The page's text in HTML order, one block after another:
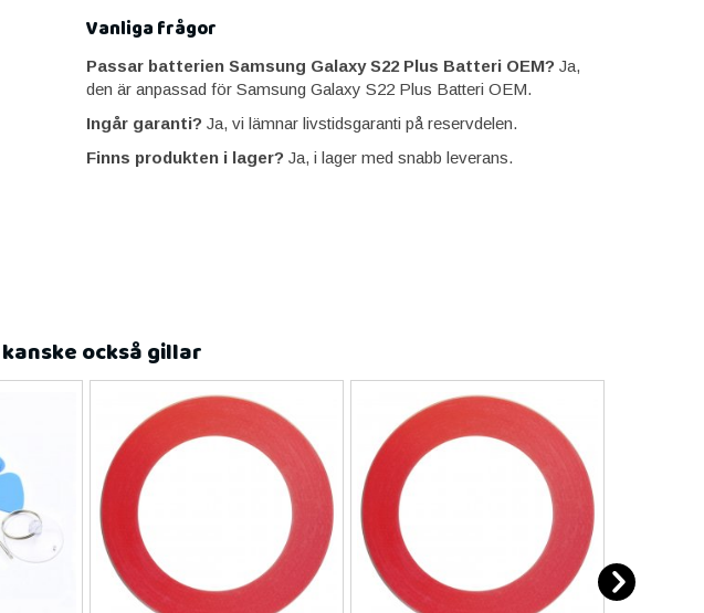
Vanliga frågor
Passar batterien Samsung Galaxy S22 Plus Batteri OEM? Ja,
den är anpassad för Samsung Galaxy S22 Plus Batteri OEM.
Ingår garanti? Ja, vi lämnar livstidsgaranti på reservdelen.
Finns produkten i lager? Ja, i lager med snabb leverans.
kanske också gillar